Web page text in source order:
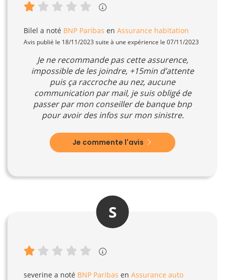
Bilel a noté BNP Paribas en Assurance habitation
Avis publié le 18/11/2023 suite à une expérience le 07/11/2023
Je ne recommande pas cette assurence,
impossible de les joindre, +15min d’attente
puis ça raccroche au nez, aucune
communication par mail, je suis obligé de
passer par mon conseiller de banque bnp
pour avoir des infos sur mon sinistre.
Je commente l'avis
S
severine a noté BNP Paribas en Assurance auto